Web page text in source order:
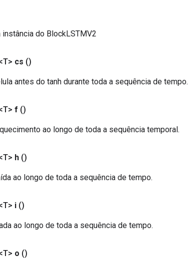
instância do BlockLSTMV2
cs ()
antes do tanh durante toda a sequência de tempo.
f ()
ao longo de toda a sequência temporal.
h ()
ao longo de toda a sequência de tempo.
i ()
ao longo de toda a sequência de tempo.
o ()